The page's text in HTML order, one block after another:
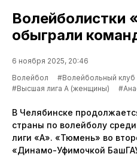
Волейболистки
обыграли
6 ноября 2025, 20:46
Волейбол
#Волейбольный
#Высшая лига А (женщины)
В Челябинске
страны по волейболу
лиги «А». «Тюмень» во
«Динамо-Уфимочкой